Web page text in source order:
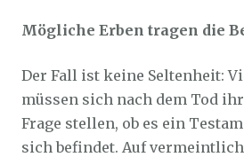
Mögliche Erben tragen die
Der Fall ist keine Seltenheit:
müssen sich nach dem Tod
Frage stellen, ob es ein
sich befindet. Auf